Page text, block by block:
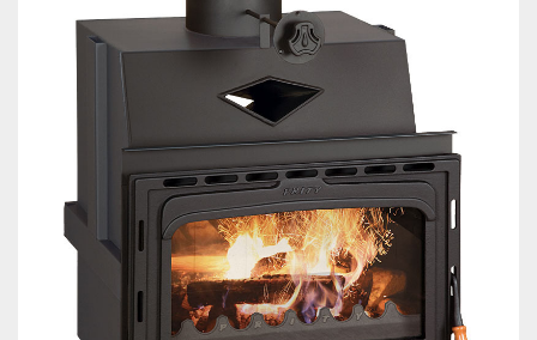
ТЪРГОВЦИ
МОНТАЖНИЦИ ПЕЛЕТНИ ИЗДЕЛИЯ
МОНТАЖНИЦИ ВОИ
КОНТАКТИ
Магазин Ελληνικά